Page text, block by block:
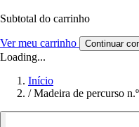
Subtotal do carrinho
Ver meu carrinho Continuar
Loading...
Início
/ Madeira de percurso